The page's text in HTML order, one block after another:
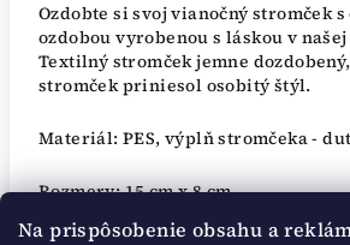
Na prispôsobenie obsahu a
Ozdobte si svoj vianočný stromček
ozdobou vyrobenou s láskou v
Textilný stromček jemne
stromček priniesol osobitý štýl.
Materiál: PES, výplň stromčeka -
Rozmery: 15 cm x 8 cm